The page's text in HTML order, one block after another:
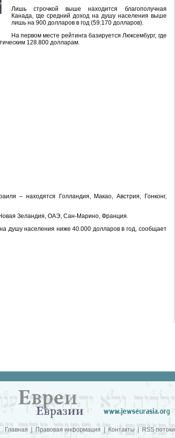
Лишь строчкой выше находится благополучная
Канада, где средний доход на душу населения выше
лишь на 900 долларов в год (59.170 долларов).
На первом месте рейтинга базируется Люксембург, где
128.800 долларам.
– находятся Голландия, Макао, Австрия, Гонконг,
Зеландия, ОАЭ, Сан-Марино, Франция.
душу населения ниже 40.000 долларов в год, сообщает
Главная Правовая информация Контакты RSS потоки